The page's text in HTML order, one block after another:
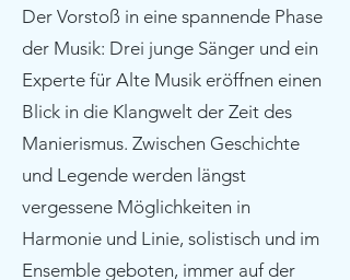
Der Vorstoß in eine spannende Phase
der Musik: Drei junge Sänger und ein
Experte für Alte Musik eröffnen einen
Blick in die Klangwelt der Zeit des
Manierismus. Zwischen Geschichte
und Legende werden längst
vergessene Möglichkeiten in
Harmonie und Linie, solistisch und im
Ensemble geboten, immer auf der